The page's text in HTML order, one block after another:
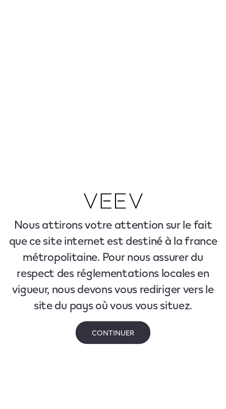
Nous attirons votre attention sur le fait
que ce site internet est destiné à la france
métropolitaine. Pour nous assurer du
respect des réglementations locales en
vigueur, nous devons vous rediriger vers le
site du pays où vous vous situez.
CONTINUER